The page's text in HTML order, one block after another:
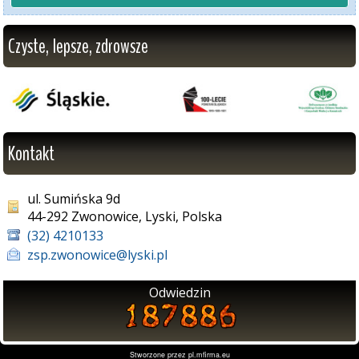
Czyste, lepsze, zdrowsze
Kontakt
ul. Sumińska 9d
44-292 Zwonowice, Lyski, Polska
(32) 4210133
zsp.zwonowice@lyski.pl
Odwiedzin
Stworzone przez pl.mfirma.eu